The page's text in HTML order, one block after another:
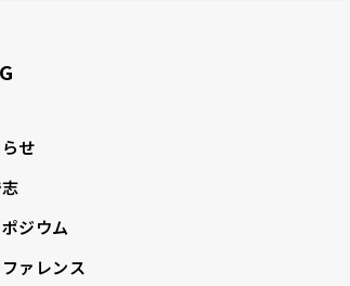
せ
ジウム
ァレンス